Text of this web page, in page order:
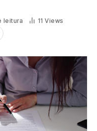
leitura 11Views